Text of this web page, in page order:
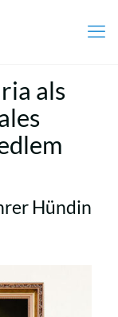
als
Hündin